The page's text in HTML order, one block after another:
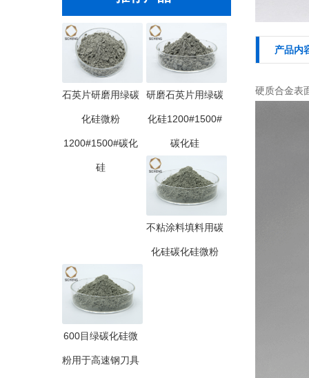
石英片研磨用绿碳
化硅微粉
1200#1500#碳化
硅
研磨石英片用绿碳
化硅1200#1500#
碳化硅
不粘涂料填料用碳
化硅碳化硅微粉
600目绿碳化硅微
粉用于高速钢刀具
产品内
硬质合金表